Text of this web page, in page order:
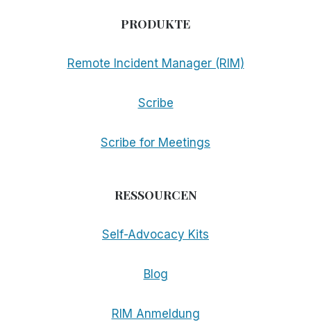
PRODUKTE
Remote Incident Manager (RIM)
Scribe
Scribe for Meetings
RESSOURCEN
Self-Advocacy Kits
Blog
RIM Anmeldung